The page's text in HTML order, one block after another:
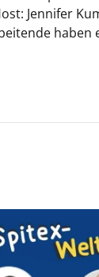
Jennifer
haben